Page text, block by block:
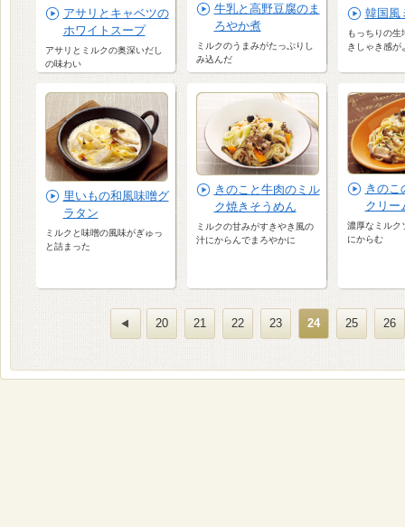
アサリとキャベツの
ホワイトスープ
アサリとミルクの奥深いだし
の味わい
牛乳と高野豆腐のま
ろやか煮
ミルクのうまみがたっぷりし
み込んだ
韓国風
もっちりの生
きしゃき感が
里いもの和風味噌グ
ラタン
ミルクと味噌の風味がぎゅっ
と詰まった
きのこと牛肉のミル
ク焼きそうめん
ミルクの甘みがすきやき風の
汁にからんでまろやかに
きのこ
クリー
濃厚なミルク
にからむ
20 21 22 23 24 25 26